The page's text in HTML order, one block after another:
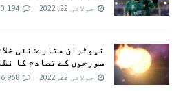
جولائی 22, 2022
نیوٹران ستارے: نئی
سورجوں کے تصادم کا
جولائی 22, 2022